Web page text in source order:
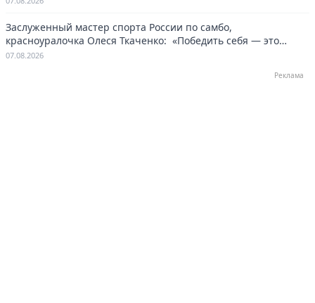
Заслуженный мастер спорта России по самбо,
красноуралочка Олеся Ткаченко: «Победить себя — это
навсегда»
07.08.2026
Реклама